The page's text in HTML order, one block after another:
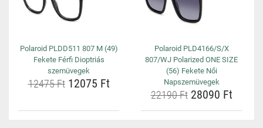
Polaroid PLDD511 807 M (49)
Fekete Férfi Dioptriás
szemüvegek
12475 Ft12075 Ft
Polaroid PLD4166/S/X
807/WJ Polarized ONE SIZE
(56) Fekete Női
Napszemüvegek
22190 Ft28090 Ft